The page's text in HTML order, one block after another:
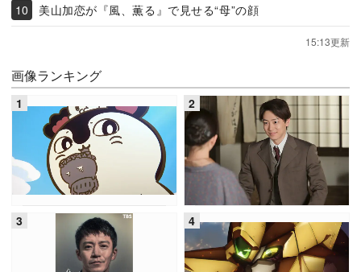
美山加恋が『風、薫る』で見せる“母”の顔
15:13更新
画像ランキング